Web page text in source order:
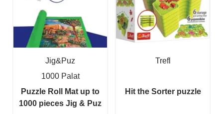
Jig&Puz
1000 Palat
Puzzle Roll Mat up to
1000 pieces Jig & Puz
Trefl
Hit the Sorter puzzle